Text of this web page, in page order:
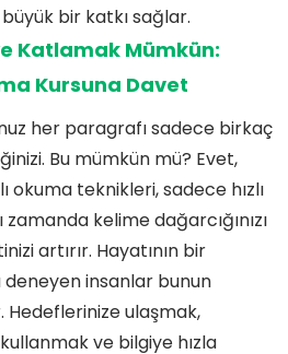
bir katkı sağlar.
Katlamak Mümkün:
Kursuna Davet
her paragrafı sadece birkaç
Bu mümkün mü? Evet,
okuma teknikleri, sadece hızlı
kelime dağarcığınızı
artırır. Hayatının bir
deneyen insanlar bunun
Hedeflerinize ulaşmak,
ve bilgiye hızla